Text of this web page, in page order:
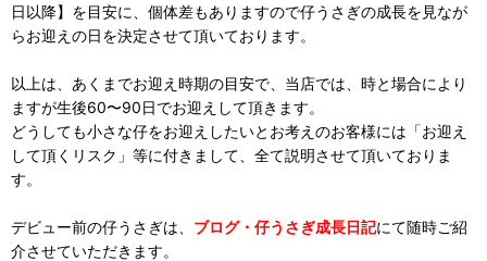
日以降】を目安に、個体差もありますので仔うさぎの成長を見なが
らお迎えの日を決定させて頂いております。
以上は、あくまでお迎え時期の目安で、当店では、時と場合により
ますが生後60〜90日でお迎えして頂きます。
どうしても小さな仔をお迎えしたいとお考えのお客様には「お迎え
して頂くリスク」等に付きまして、全て説明させて頂いておりま
す。
デビュー前の仔うさぎは、 ブログ・仔うさぎ成長日記にて随時ご紹
介させていただきます。